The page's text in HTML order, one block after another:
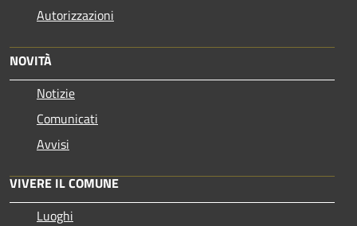
Autorizzazioni
NOVITÀ
Notizie
Comunicati
Avvisi
VIVERE IL COMUNE
Luoghi